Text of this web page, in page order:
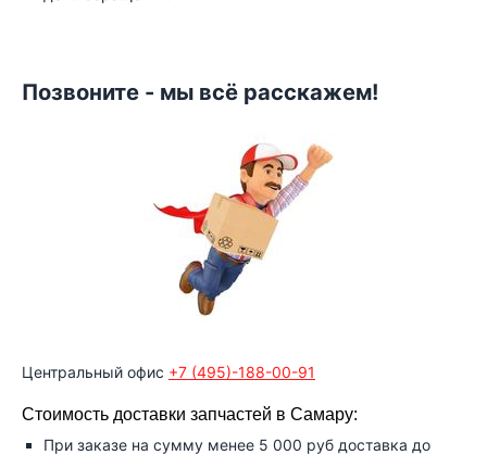
Позвоните - мы всё расскажем!
Центральный офис +7 (495)-188-00-91
Стоимость доставки запчастей в Самару:
При заказе на сумму менее 5 000 руб доставка до